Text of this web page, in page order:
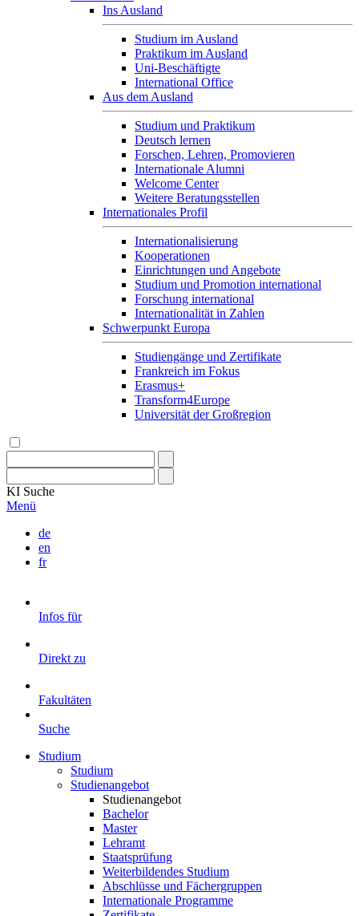
Ins Ausland
Studium im Ausland
Praktikum im Ausland
Uni-Beschäftigte
International Office
Aus dem Ausland
Studium und Praktikum
Deutsch lernen
Forschen, Lehren, Promovieren
Internationale Alumni
Welcome Center
Weitere Beratungsstellen
Internationales Profil
Internationalisierung
Kooperationen
Einrichtungen und Angebote
Studium und Promotion international
Forschung international
Internationalität in Zahlen
Schwerpunkt Europa
Studiengänge und Zertifikate
Frankreich im Fokus
Erasmus+
Transform4Europe
Universität der Großregion
KI Suche
Menü
de
en
fr
Infos für
Direkt zu
Fakultäten
Suche
Studium
Studium
Studienangebot
Studienangebot
Bachelor
Master
Lehramt
Staatsprüfung
Weiterbildendes Studium
Abschlüsse und Fächergruppen
Internationale Programme